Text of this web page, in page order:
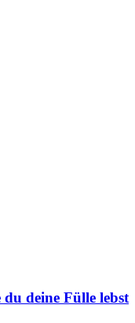
deine Fülle lebst